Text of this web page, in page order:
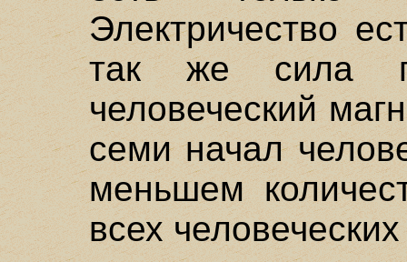
Электричество
так же сила
человеческий
семи начал
меньшем
всех